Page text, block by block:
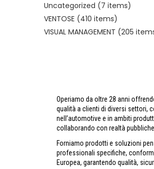
Uncategorized (7 items)
VENTOSE (410 items)
VISUAL MANAGEMENT (205
Operiamo da oltre 28 anni
qualità a clienti di diversi settori,
nell’automotive e in ambiti
collaborando con realtà pubbliche
Forniamo prodotti e soluzioni
professionali specifiche,
Europea, garantendo qualità,